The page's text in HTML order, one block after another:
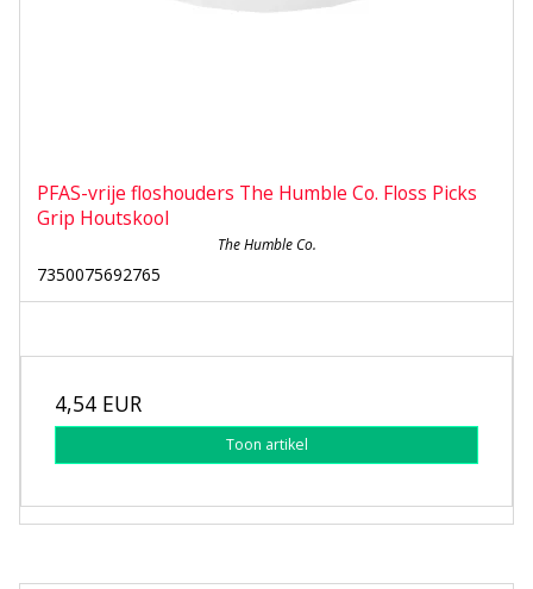
PFAS-vrije floshouders The Humble Co. Floss Picks
Grip Houtskool
The Humble Co.
7350075692765
4,54 EUR
Toon artikel